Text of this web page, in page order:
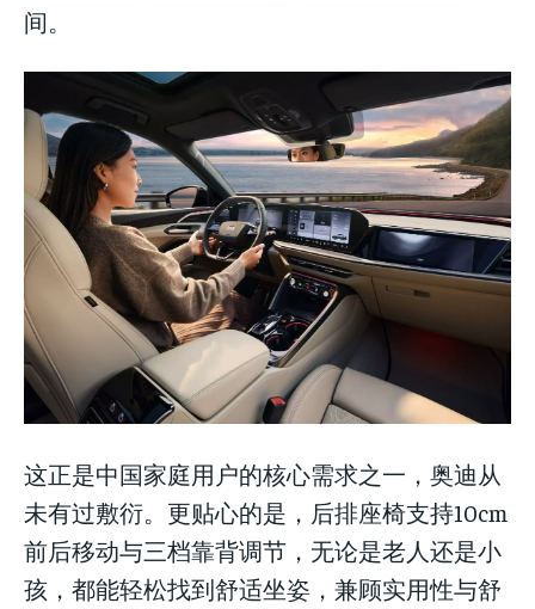
间。
这正是中国家庭用户的核心需求之一，奥迪从
未有过敷衍。更贴心的是，后排座椅支持10cm
前后移动与三档靠背调节，无论是老人还是小
孩，都能轻松找到舒适坐姿，兼顾实用性与舒